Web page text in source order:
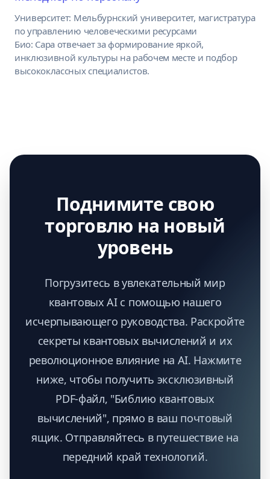
Университет: Мельбурнский университет, магистратура
по управлению человеческими ресурсами
Био: Сара отвечает за формирование яркой,
инклюзивной культуры на рабочем месте и подбор
высококлассных специалистов.
Поднимите свою
торговлю на новый
уровень
Погрузитесь в увлекательный мир
квантовых AI с помощью нашего
исчерпывающего руководства. Раскройте
секреты квантовых вычислений и их
революционное влияние на AI. Нажмите
ниже, чтобы получить эксклюзивный
PDF-файл, "Библию квантовых
вычислений", прямо в ваш почтовый
ящик. Отправляйтесь в путешествие на
передний край технологий.